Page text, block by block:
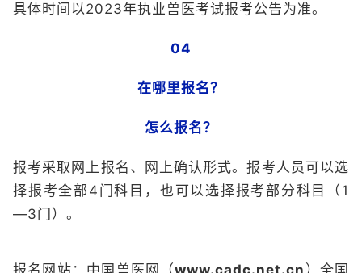
具体时间以2023年执业兽医考试报考公告为准。
04
在哪里报名？
怎么报名？
报考采取网上报名、网上确认形式。报考人员可以选
择报考全部4门科目，也可以选择报考部分科目（1
—3门）。
报名网站：中国兽医网（www.cadc.net.cn ）全国